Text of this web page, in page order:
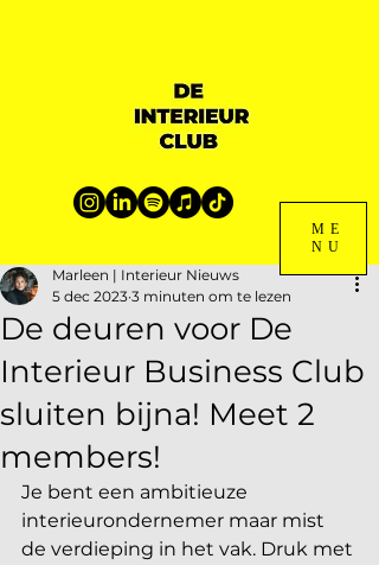
ME
NU
De deuren voor De
Interieur Business Club
sluiten bijna! Meet 2
members!
Marleen | Interieur Nieuws
5 dec 2023 3 minuten om te lezen
Je bent een ambitieuze
interieurondernemer maar mist
de verdieping in het vak. Druk met